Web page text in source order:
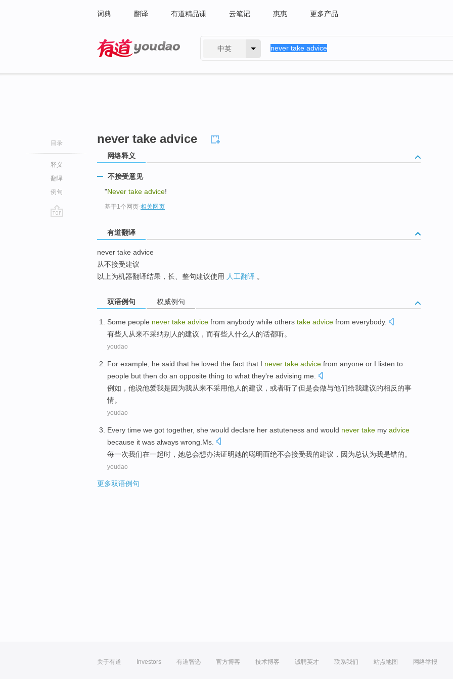
词典 翻译 有道精品课 云笔记 惠惠 更多产品
中英
目录
释义
翻译
例句
never take advice
网络释义
不接受意见
"Never take advice!
基于1个网页-相关网页
有道翻译
never take advice
从不接受建议
以上为机器翻译结果，长、整句建议使用 人工翻译 。
双语例句 权威例句
Some people never take advice from anybody while others take advice from everybody.
有些人 从来不采纳别人 的建议 ， 而有些人什么人的话都听。
youdao
For example he said that he loved the fact that I never take advice from anyone or I listen to
people but then do an opposite thing to what they're advising me
例如 ， 他说他爱我是因为我从来不采用他人 的建议 ， 或者听了但是会做与他们给我建议的相反的事
情。
youdao
Every time we got together, she would declare her astuteness and would never take my advice
because it was always wrong.Ms
每一次我们在一起时， 她总会想办法证明她的聪明而绝不会接受我的建议 ， 因为总认为我是错的。
youdao
更多双语例句
关于有道 Investors 有道智选 官方博客 技术博客 诚聘英才 联系我们 站点地图 网络举报